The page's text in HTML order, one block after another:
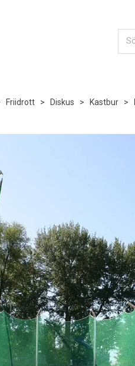
Friidrott > Diskus > Kastbur >